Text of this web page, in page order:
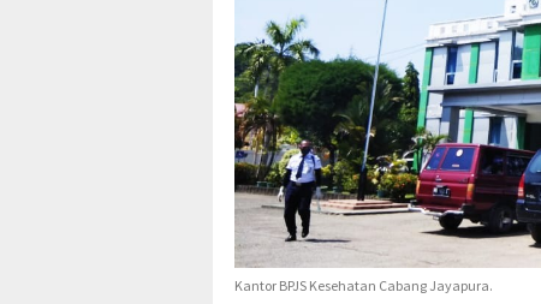
Kantor BPJS Kesehatan Cabang Jayapura.